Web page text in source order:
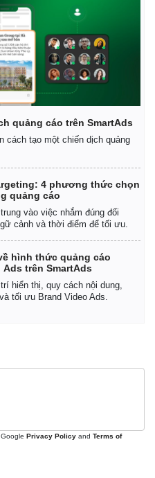
Thị trường
Tiêu dùng
Tỷ giá
quảng cáo trên SmartAds
cách tạo một chiến dịch quảng
4 phương thức chọn
quảng cáo
vào việc nhắm đúng đối
cảnh và thời điểm để tối ưu.
hình thức quảng cáo
Ads trên SmartAds
hiển thị, quy cách nội dung,
tối ưu Brand Video Ads.
Privacy Policy and Terms of